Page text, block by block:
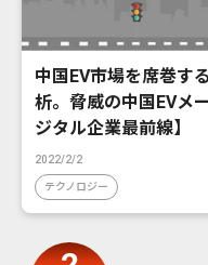
中国EV市場を席巻す
析。脅威の中国EVメ
ジタル企業最前線】
2022/2/2
テクノロジー